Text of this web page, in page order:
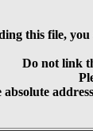
this file,
Do not link
absolute